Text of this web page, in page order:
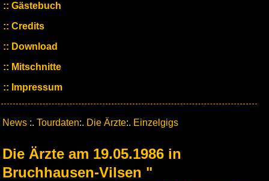
Gästebuch
Credits
Download
Mitschnitte
Impressum
News :. Tourdaten:. Die Ärzte:. Einzelgigs
Die Ärzte am 19.05.1986 in
Bruchhausen-Vilsen "